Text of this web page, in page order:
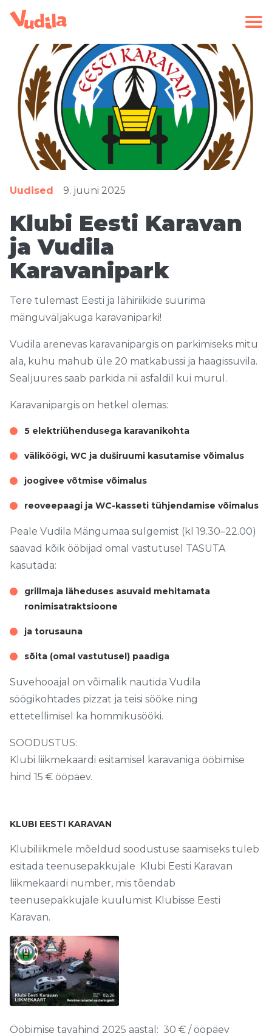
Uudised 9. juuni 2025
Klubi Eesti Karavan
ja Vudila
Karavanipark
Tere tulemast Eesti ja lähiriikide suurima
mänguväljakuga karavaniparki!
Vudila arenevas karavanipargis on parkimiseks mitu
ala, kuhu mahub üle 20 matkabussi ja haagissuvila.
Sealjuures saab parkida nii asfaldil kui murul.
Karavanipargis on hetkel olemas:
5 elektriühendusega karavanikohta
väliköögi, WC ja duširuumi kasutamise võimalus
joogivee võtmise võimalus
reoveepaagi ja WC-kasseti tühjendamise võimalus
Peale Vudila Mängumaa sulgemist (kl 19.30–22.00)
saavad kõik ööbijad omal vastutusel TASUTA
kasutada:
grillmaja läheduses asuvaid mehitamata
ronimisatraktsioone
ja torusauna
sõita (omal vastutusel) paadiga
Suvehooajal on võimalik nautida Vudila
söögikohtades pizzat ja teisi sööke ning
ettetellimisel ka hommikusööki.
SOODUSTUS:
Klubi liikmekaardi esitamisel karavaniga ööbimise
hind 15 € ööpäev.
KLUBI EESTI KARAVAN
Klubiliikmele mõeldud soodustuse saamiseks tuleb
esitada teenusepakkujale Klubi Eesti Karavan
liikmekaardi number, mis tõendab
teenusepakkujale kuulumist Klubisse Eesti
Karavan.
Ööbimise tavahind 2025 aastal: 30 € / ööpäev